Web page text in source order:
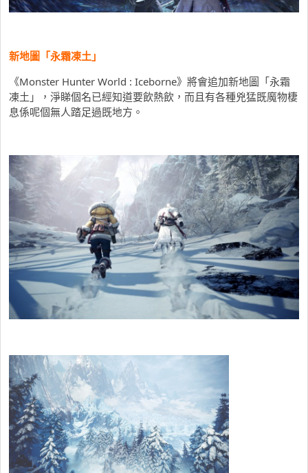
新地圖「永霜凍土」
《Monster Hunter World : Iceborne》將會追加新地圖「永霜
凍土」，淨睇個名已經知道要飲熱飲，而且有各種兇猛既魔物棲
息係呢個無人踏足過既地方。